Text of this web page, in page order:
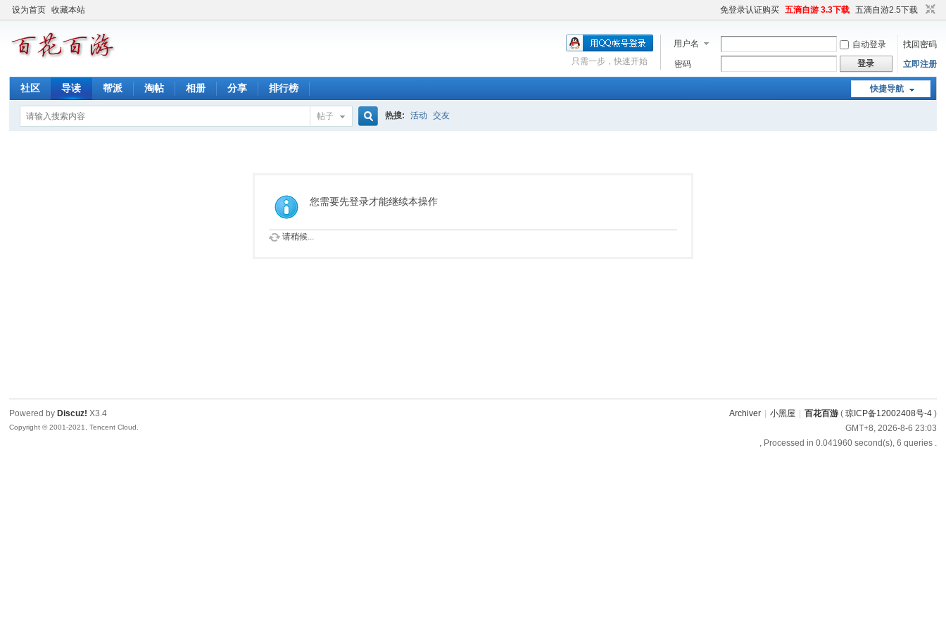
设为首页 收藏本站 免登录认证购买 五滴自游 3.3下载 五滴自游2.5下载
用户名 自动登录
找回密码
密码
登录 立即注册
只需一步，快速开始
快捷导航
社区 导读 帮派 淘帖 相册 分享 排行榜
帖子
索
热搜: 活动 交友
您需要先登录才能继续本操作
请稍候...
Archiver 小黑屋 百花百游( 琼ICP备12002408号-4)
GMT+8, 2026-8-6 23:03
, Processed in 0.041960 second(s), 6 queries .
Powered by Discuz! X3.4
Copyright © 2001-2021, Tencent Cloud.